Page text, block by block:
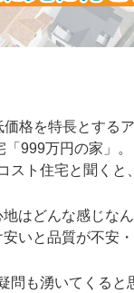
格を特長とする
「999万円の家」。
スト住宅と聞くと、
地はどんな感じなん
安いと品質が不安・
問も湧いてくると